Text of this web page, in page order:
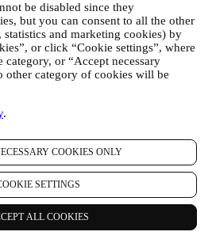
be disabled since they
but you can consent to all the other
statistics and marketing cookies) by
or click “Cookie settings”, where
category, or “Accept necessary
other category of cookies will be
.
COOKIES ONLY
SETTINGS
ALL COOKIES
konkursów, ankiet, prezentacji
Le Creuset, którymi użytkownik
albo ofert specjalnych, które mogą
na podstawie pewnych informacji
posiadamy o użytkowniku, takich jak
zakupów. Będziemy przetwarzać
lepiej zrozumieć jego
to nam personalizację
Nie przewiduje się żadnych
również dane statystyczne
wiadomości e-mail i kliknięć,
w branży standardowych
Piksela Śledzącego)
naszego newslettera Tego
odbywa się na podstawie zgody